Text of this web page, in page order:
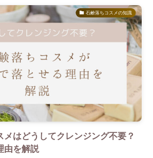
石鹸落ちコスメの知識
メはどうしてクレンジング不要？
由を解説